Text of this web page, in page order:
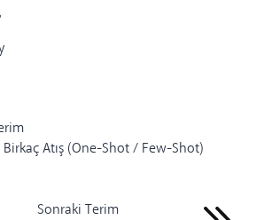
Birkaç Atış (One-Shot / Few-Shot)
Sonraki Terim